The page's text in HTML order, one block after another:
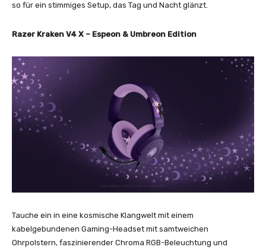
so für ein stimmiges Setup, das Tag und Nacht glänzt.
Razer Kraken V4 X – Espeon & Umbreon Edition
Tauche ein in eine kosmische Klangwelt mit einem
kabelgebundenen Gaming-Headset mit samtweichen
Ohrpolstern, faszinierender Chroma RGB-Beleuchtung und